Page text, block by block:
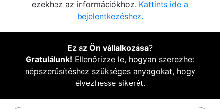
ezekhez az információkhoz. Kattints ide a
bejelentkezéshez.
Ez az Ön vállalkozása?
Gratulálunk! Ellenőrizze le, hogyan szerezhet
népszerűsítéshez szükséges anyagokat, hogy
élvezhesse sikerét.